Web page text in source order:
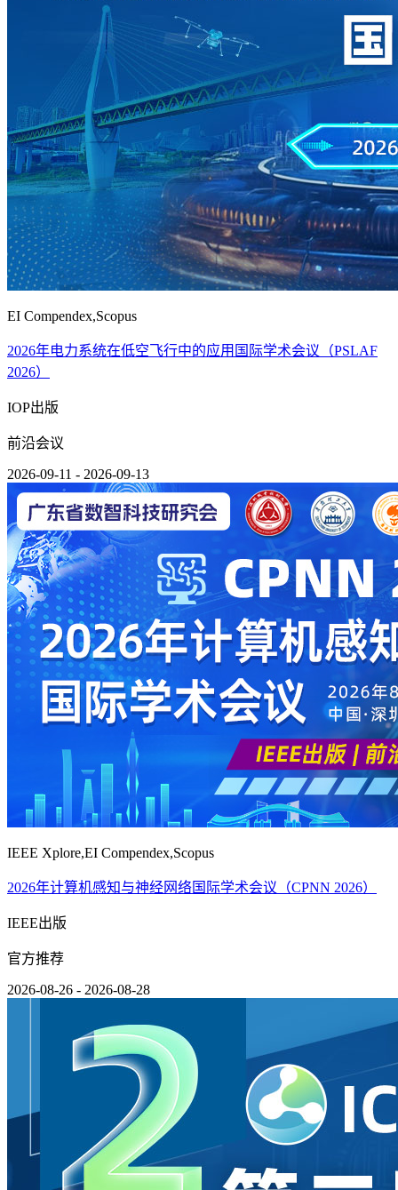
EI Compendex,Scopus
2026年电力系统在低空飞行中的应用国际学术会议（PSLAF
2026）
IOP出版
前沿会议
2026-09-11 - 2026-09-13
IEEE Xplore,EI Compendex,Scopus
2026年计算机感知与神经网络国际学术会议（CPNN 2026）
IEEE出版
官方推荐
2026-08-26 - 2026-08-28